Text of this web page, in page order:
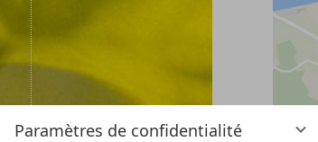
Paramètres de confidentialité